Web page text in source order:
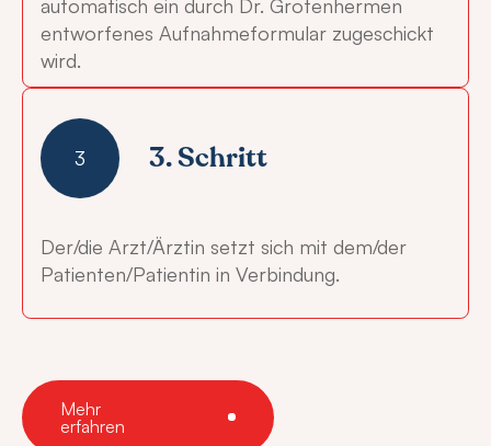
automatisch ein durch Dr. Grotenhermen
entworfenes Aufnahmeformular zugeschickt
wird.
3 3. Schritt
Der/die Arzt/Ärztin setzt sich mit dem/der
Patienten/Patientin in Verbindung.
Mehr
erfahren